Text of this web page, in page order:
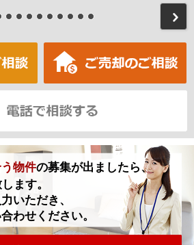
物件の募集が出ましたら、
ます。
いただき、
わせください。